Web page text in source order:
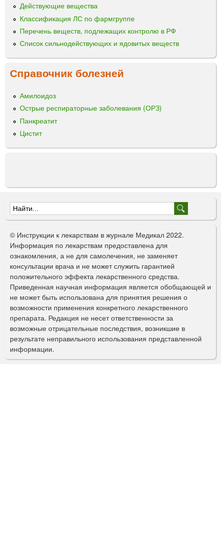
с
у
ы
к
и
е
н
о
р
т
м
ы
е
ы
Действующие вещества
Классификация ЛС по фармгруппе
Перечень веществ, подлежащих контролю в РФ
Список сильнодействующих и ядовитых веществ
Справочник болезней
Амилоидоз
Острые респираторные заболевания (ОРЗ)
Панкреатит
Цистит
Ф
о
р
м
а
п
о
и
с
к
© Инструкции к лекарствам в журнале Медикал 2022.
Информация по лекарствам предоставлена для
ознакомления, а не для самолечения, не заменяет
консультации врача и не может служить гарантией
положительного эффекта лекарственного средства.
Приведенная научная информация является обобщающей и
не может быть использована для принятия решения о
возможности применения конкретного лекарственного
препарата. Редакция не несет ответственности за
возможные отрицательные последствия, возникшие в
результате неправильного использования представленной
информации.